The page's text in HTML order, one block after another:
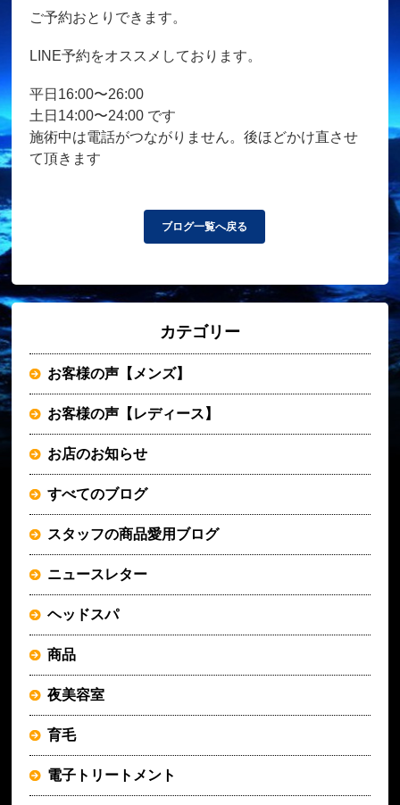
ご予約おとりできます。
LINE予約をオススメしております。
平日16:00〜26:00
土日14:00〜24:00 です
施術中は電話がつながりません。後ほどかけ直させ
て頂きます
ブログ一覧へ戻る
カテゴリー
お客様の声【メンズ】
お客様の声【レディース】
お店のお知らせ
すべてのブログ
スタッフの商品愛用ブログ
ニュースレター
ヘッドスパ
商品
夜美容室
育毛
電子トリートメント